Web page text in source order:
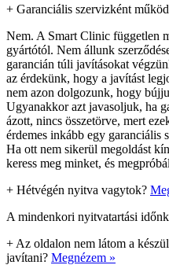
+ Garanciális szervizként
Nem. A Smart Clinic független
gyártótól. Nem állunk
garancián túli javításokat
az érdekünk, hogy a javítást
nem azon dolgozunk, hogy
Ugyanakkor azt javasoljuk, ha
ázott, nincs összetörve, mert
érdemes inkább egy garanciális
Ha ott nem sikerül megoldást
keress meg minket, és
+ Hétvégén nyitva vagytok?
A mindenkori nyitvatartási
+ Az oldalon nem látom a
javítani? Megnézem »